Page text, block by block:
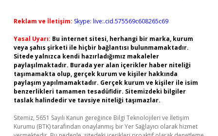
Reklam ve İletişim: Skype: live:.cid.575569c608265c69
Yasal Uyarı: Bu internet sitesi, herhangi bir marka, kurum
veya şahıs şirketi ile hiçbir bağlantısı bulunmamaktadır.
Sitede yalnızca kendi hazırladığımız makaleler
paylaşılmaktadır. Burada yer alan içerikler haber niteliği
taşımamakta olup, gerçek kurum ve kişiler hakkında
paylaşım yapılmamaktadır. Gerçek kurum ve kişiler ile isim
benzerlikleri tamamen tesadüfidir. Sitemizdeki bilgiler
taslak halindedir ve tavsiye niteliği taşımazlar.
Sitemiz, 5651 Sayılı Kanun gereğince Bilgi Teknolojileri ve İletişim
Kurumu (BTK) tarafından onaylanmış bir Yer Sağlayıcı olarak hizmet